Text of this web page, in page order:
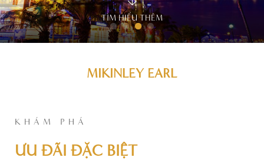
TÌM HIỂU THÊM
MIKINLEY EARL
KHÁM PHÁ
ƯU ĐÃI ĐẶC BIỆT